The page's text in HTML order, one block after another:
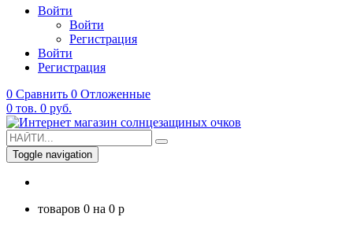
Войти
Войти
Регистрация
Войти
Регистрация
0 Сравнить 0 Отложенные
0 тов. 0 руб.
Toggle navigation
товаров 0 на 0 p